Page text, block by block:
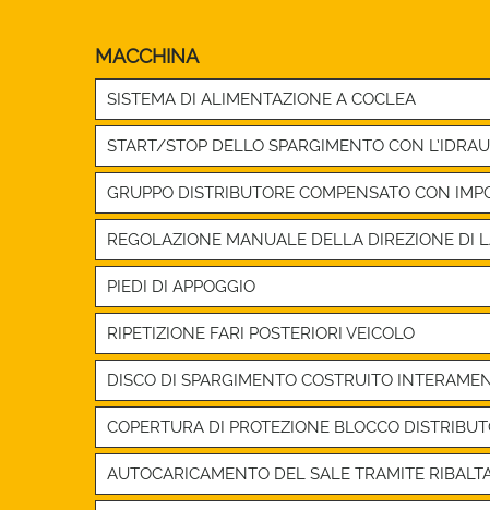
MACCHINA
SISTEMA DI ALIMENTAZIONE A COCLEA
START/STOP DELLO SPARGIMENTO CON
GRUPPO DISTRIBUTORE COMPENSATO CON
REGOLAZIONE MANUALE DELLA DIREZIONE DI
PIEDI DI APPOGGIO
RIPETIZIONE FARI POSTERIORI VEICOLO
DISCO DI SPARGIMENTO COSTRUITO
COPERTURA DI PROTEZIONE BLOCCO
AUTOCARICAMENTO DEL SALE TRAMITE